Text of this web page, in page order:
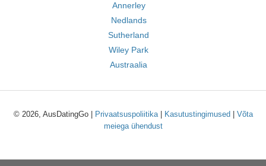
Annerley
Nedlands
Sutherland
Wiley Park
Austraalia
© 2026, AusDatingGo | Privaatsuspoliitika| Kasutustingimused
Võta
meiega ühendust